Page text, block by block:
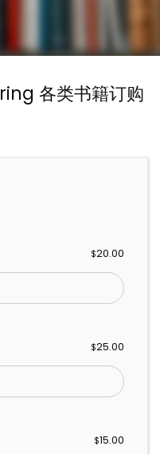
各类书籍订购
$20.00
$25.00
$15.00